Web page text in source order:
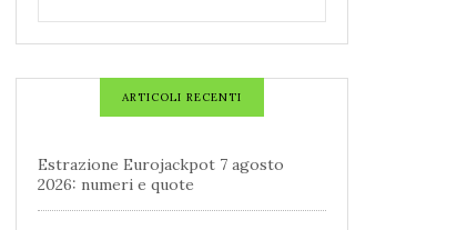
ARTICOLI RECENTI
Estrazione Eurojackpot 7 agosto
2026: numeri e quote